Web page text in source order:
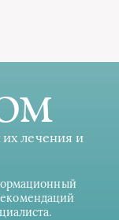
их лечения и